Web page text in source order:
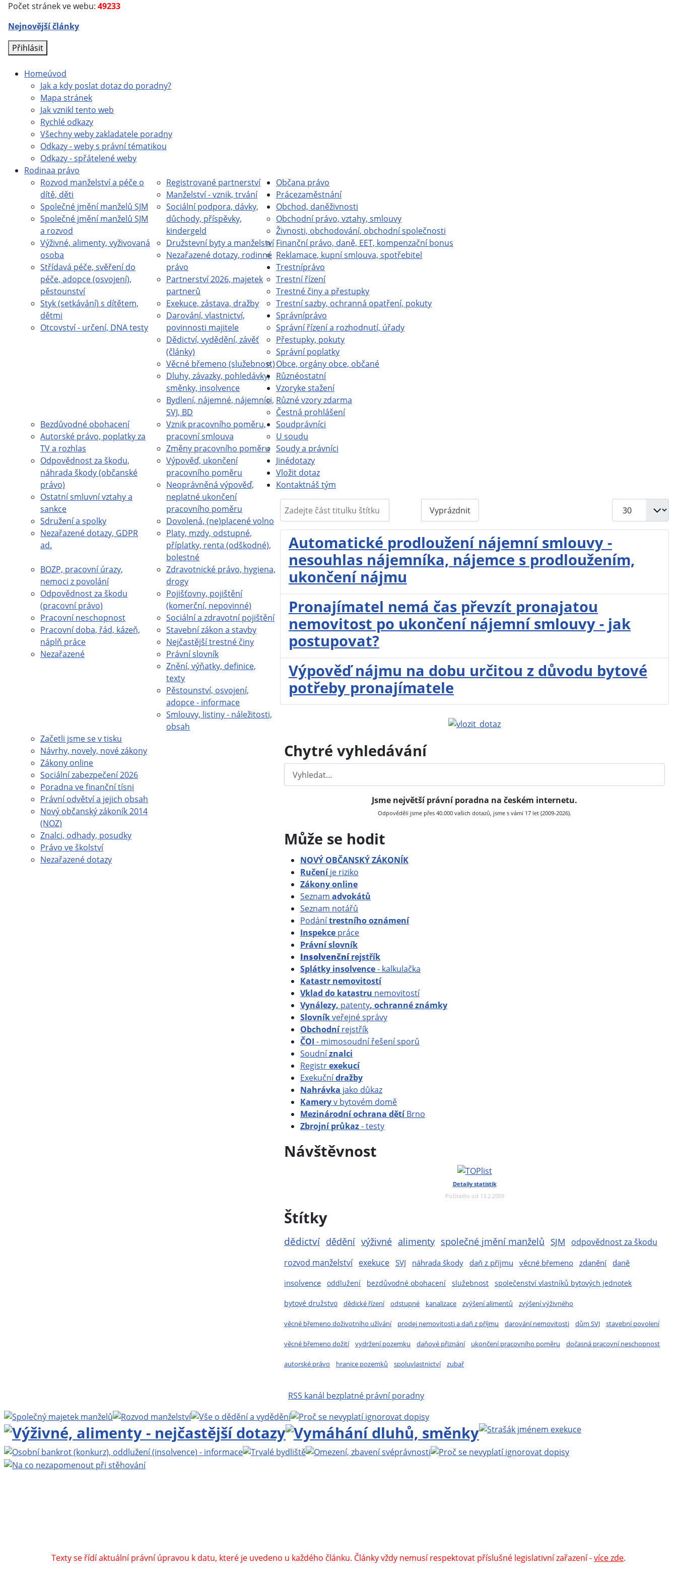
Počet stránek ve webu: 49233
Nejnovější články
Přihlásit
Homeúvod
Jak a kdy poslat dotaz do poradny?
Mapa stránek
Jak vznikl tento web
Rychlé odkazy
Všechny weby zakladatele poradny
Odkazy - weby s právní tématikou
Odkazy - spřátelené weby
Rodinaa právo
Rozvod manželství a péče o
dítě, děti
Společné jmění manželů SJM
Společné jmění manželů SJM
a rozvod
Výživné, alimenty, vyživovaná
osoba
Střídavá péče, svěření do
péče, adopce (osvojení),
pěstounství
Styk (setkávání) s dítětem,
dětmi
Otcovství - určení, DNA testy
Registrované partnerství
Manželství - vznik, trvání
Sociální podpora, dávky,
důchody, příspěvky,
kindergeld
Družstevní byty a manželství
Nezařazené dotazy, rodinné
právo
Partnerství 2026, majetek
partnerů
Občana právo
Exekuce, zástava, dražby
Darování, vlastnictví,
povinnosti majitele
Dědictví, vydědění, závěť
(články)
Věcné břemeno (služebnost)
Dluhy, závazky, pohledávky,
směnky, insolvence
Bydlení, nájemné, nájemníci,
SVJ, BD
Bezdůvodné obohacení
Autorské právo, poplatky za
TV a rozhlas
Odpovědnost za škodu,
náhrada škody (občanské
právo)
Ostatní smluvní vztahy a
sankce
Sdružení a spolky
Nezařazené dotazy, GDPR
ad.
Prácezaměstnání
Vznik pracovního poměru,
pracovní smlouva
Změny pracovního poměru
Výpověď, ukončení
pracovního poměru
Neoprávněná výpověď,
neplatné ukončení
pracovního poměru
Dovolená, (ne)placené volno
Platy, mzdy, odstupné,
příplatky, renta (odškodné),
bolestné
BOZP, pracovní úrazy,
nemoci z povolání
Odpovědnost za škodu
(pracovní právo)
Pracovní neschopnost
Pracovní doba, řád, kázeň,
náplň práce
Nezařazené
Obchod, daněživnosti
Obchodní právo, vztahy, smlouvy
Živnosti, obchodování, obchodní společnosti
Finanční právo, daně, EET, kompenzační bonus
Reklamace, kupní smlouva, spotřebitel
Trestníprávo
Trestní řízení
Trestné činy a přestupky
Trestní sazby, ochranná opatření, pokuty
Správníprávo
Správní řízení a rozhodnutí, úřady
Přestupky, pokuty
Správní poplatky
Obce, orgány obce, občané
Různéostatní
Zdravotnické právo, hygiena,
drogy
Pojišťovny, pojištění
(komerční, nepovinné)
Sociální a zdravotní pojištění
Stavební zákon a stavby
Nejčastější trestné činy
Právní slovník
Znění, výňatky, definice,
texty
Pěstounství, osvojení,
adopce - informace
Smlouvy, listiny - náležitosti,
obsah
Začetli jsme se v tisku
Návrhy, novely, nové zákony
Zákony online
Sociální zabezpečení 2026
Poradna ve finanční tísni
Právní odvětví a jejich obsah
Nový občanský zákoník 2014
(NOZ)
Znalci, odhady, posudky
Právo ve školství
Nezařazené dotazy
Vzoryke stažení
Různé vzory zdarma
Čestná prohlášení
Soudprávníci
U soudu
Soudy a právníci
Jinédotazy
Vložit dotaz
Kontaktnáš tým
Zadejte část titulku štítku
Vyprázdnit
Automatické prodloužení nájemní smlouvy -
nesouhlas nájemníka, nájemce s prodloužením,
ukončení nájmu
Pronajímatel nemá čas převzít pronajatou
nemovitost po ukončení nájemní smlouvy - jak
postupovat?
Výpověď nájmu na dobu určitou z důvodu bytové
potřeby pronajímatele
Chytré vyhledávání
Hledat
Jsme největší právní poradna na českém internetu.
Odpověděli jsme přes 40.000 vašich dotazů, jsme s vámi 17 let (2009-2026).
Může se hodit
NOVÝ OBČANSKÝ ZÁKONÍK
Ručeníje riziko
Zákony online
Seznam advokátů
Seznam notářů
Podánítrestního oznámení
Inspekce práce
Právní slovník
Insolvenčnírejstřík
Splátky insolvence- kalkulačka
Katastr nemovitostí
Vklad do katastru nemovitostí
Vynálezy, patenty, ochranné známky
Slovníkveřejné správy
Obchodnírejstřík
ČOI - mimosoudní řešení sporů
Soudníznalci
Registrexekucí
Exekučnídražby
Nahrávka jako důkaz
Kameryv bytovém domě
Mezinárodní ochrana dětíBrno
Zbrojní průkaz- testy
Návštěvnost
Detaily statistik
Počítadlo od 13.2.2009
Štítky
dědictví dědění výživné alimenty společné jmění manželů SJM
odpovědnost za škodu
rozvod manželství exekuce SVJ náhrada škody daň z příjmu věcné břemeno zdanění
daně
insolvence
oddlužení bezdůvodné obohacení služebnost společenství vlastníků bytových jednotek
bytové družstvo dědické řízení odstupné kanalizace zvýšení alimentů zvýšení výživného
věcné břemeno doživotního užívání prodej nemovitosti a daň z příjmu darování nemovitosti dům SVJ stavební povolení
věcné břemeno dožití vydržení pozemku daňové přiznání ukončení pracovního poměru dočasná pracovní neschopnost
autorské právo hranice pozemků spoluvlastnictví zubař
RSS kanál bezplatné právní poradny
Texty se řídí aktuální právní úpravou k datu, které je uvedeno u každého článku. Články vždy nemusí respektovat příslušné legislativní zařazení -více zde.